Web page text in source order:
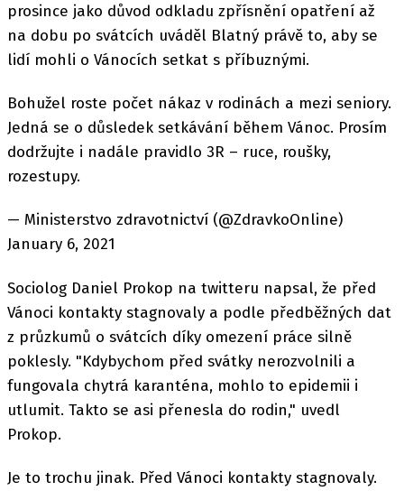
prosince jako důvod odkladu zpřísnění opatření až
na dobu po svátcích uváděl Blatný právě to, aby se
lidí mohli o Vánocích setkat s příbuznými.
Bohužel roste počet nákaz v rodinách a mezi seniory.
Jedná se o důsledek setkávání během Vánoc. Prosím
dodržujte i nadále pravidlo 3R – ruce, roušky,
rozestupy.
— Ministerstvo zdravotnictví (@ZdravkoOnline)
January 6, 2021
Sociolog Daniel Prokop na twitteru napsal, že před
Vánoci kontakty stagnovaly a podle předběžných dat
z průzkumů o svátcích díky omezení práce silně
poklesly. "Kdybychom před svátky nerozvolnili a
fungovala chytrá karanténa, mohlo to epidemii i
utlumit. Takto se asi přenesla do rodin," uvedl
Prokop.
Je to trochu jinak. Před Vánoci kontakty stagnovaly.